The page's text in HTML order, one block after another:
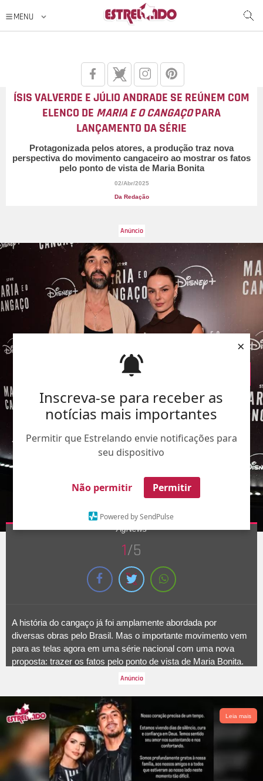
Inscreva-se para receber as
notícias mais importantes
Permitir que Estrelando envie notificações para
seu dispositivo
Não permitir Permitir
Powered by SendPulse
×
ÍSIS VALVERDE E JÚLIO ANDRADE SE REÚNEM COM
ELENCO DE MARIA E O CANGAÇOPARA
LANÇAMENTO DA SÉRIE
Protagonizada pelos atores, a produção traz nova
perspectiva do movimento cangaceiro ao mostrar os fatos
pelo ponto de vista de Maria Bonita
02/Abr/2025
Da Redação
AgNews
1/5
A história do cangaço já foi amplamente abordada por
diversas obras pelo Brasil. Mas o importante movimento vem
para as telas agora em uma série nacional com uma nova
proposta: trazer os fatos pelo ponto de vista de Maria Bonita.
Com estreia programada para o dia 4 de abril,
Andrade como protagonistas. E os atores se reuniram com o
elenco da trama na noite da última terça-feira, dia 1º, em São
Paulo, para o lançamento do seriado.
Leia mais